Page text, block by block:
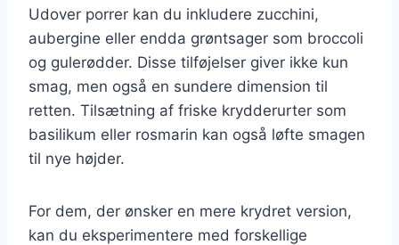
Udover porrer kan du inkludere zucchini,
aubergine eller endda grøntsager som broccoli
og gulerødder. Disse tilføjelser giver ikke kun
smag, men også en sundere dimension til
retten. Tilsætning af friske krydderurter som
basilikum eller rosmarin kan også løfte smagen
til nye højder.
For dem, der ønsker en mere krydret version,
kan du eksperimentere med forskellige